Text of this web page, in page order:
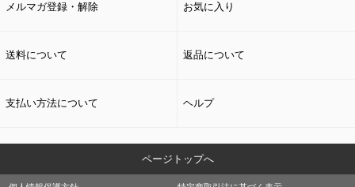
メルマガ登録・解除 お気に入り
送料について 返品について
支払い方法について ヘルプ
ページトップへ